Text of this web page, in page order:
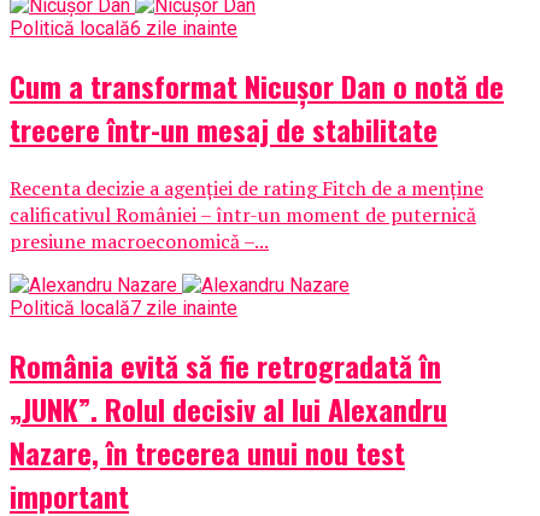
Politică locală6 zile inainte
Cum a transformat Nicușor Dan o notă de
trecere într-un mesaj de stabilitate
Recenta decizie a agenției de rating Fitch de a menține
calificativul României – într-un moment de puternică
presiune macroeconomică –...
Politică locală7 zile inainte
România evită să fie retrogradată în
„JUNK”. Rolul decisiv al lui Alexandru
Nazare, în trecerea unui nou test
important